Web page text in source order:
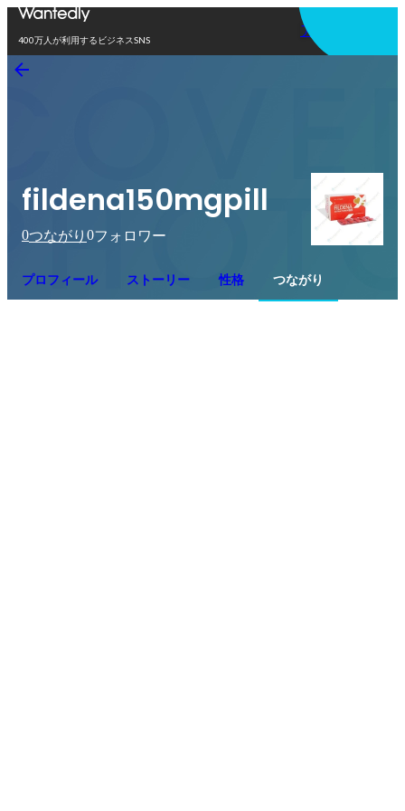
400万人が利用するビジネスSNS
アプリを使う
fildena150mgpill
0つながり 0フォロワー
プロフィール ストーリー 性格 つながり